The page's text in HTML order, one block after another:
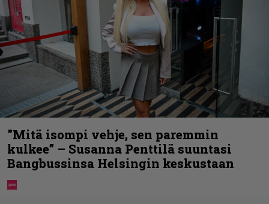
”Mitä isompi vehje, sen paremmin
kulkee” – Susanna Penttilä suuntasi
Bangbussinsa Helsingin keskustaan